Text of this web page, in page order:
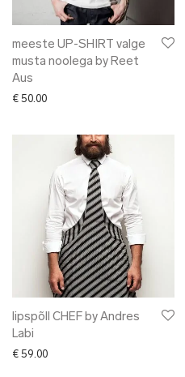
meeste UP-SHIRT valge
musta noolega by Reet
Aus
€ 50.00
lipspõll CHEF by Andres
Labi
€ 59.00